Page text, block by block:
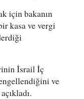
için bakanın
kasa ve vergi
İsrail İç
ve